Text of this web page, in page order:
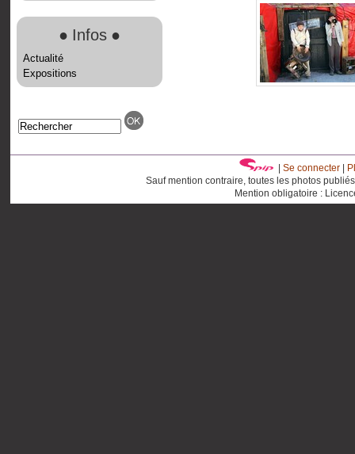
● Infos ●
Actualité
Expositions
Se connecter|
Sauf mention contraire, toutes les photos
Mention obligatoire :